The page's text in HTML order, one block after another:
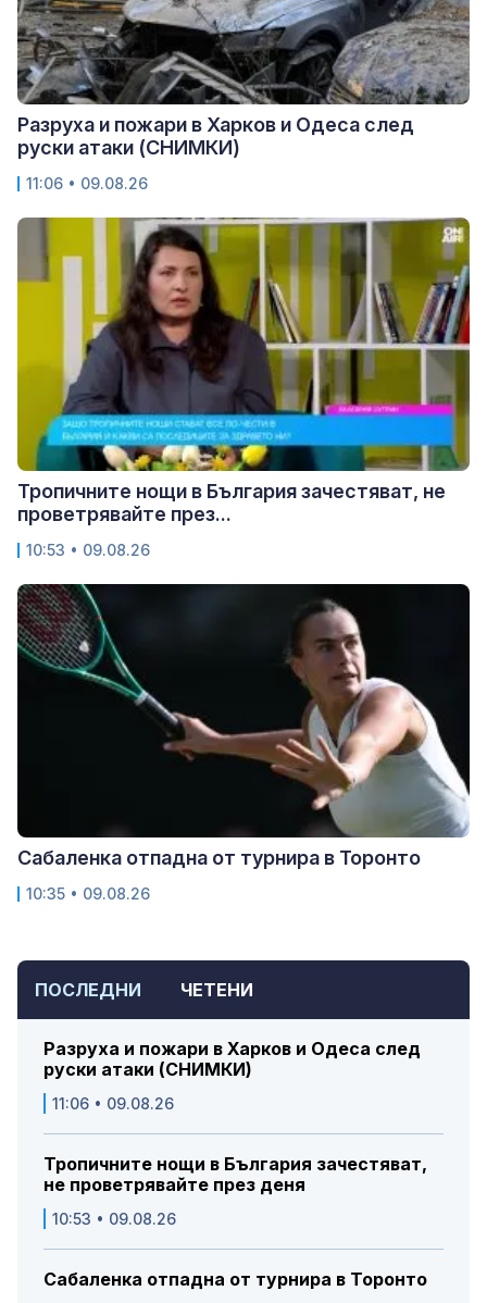
ПОСЛЕДНИ ЧЕТЕНИ
Разруха и пожари в Харков и Одеса след
руски атаки (СНИМКИ)
11:06 • 09.08.26
Тропичните нощи в България зачестяват,
не проветрявайте през деня
10:53 • 09.08.26
Сабаленка отпадна от турнира в Торонто
Разруха и пожари в Харков и Одеса след
руски атаки (СНИМКИ)
11:06 • 09.08.26
Тропичните нощи в България зачестяват, не
проветрявайте през...
10:53 • 09.08.26
Сабаленка отпадна от турнира в Торонто
10:35 • 09.08.26